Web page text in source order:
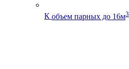
К объем парных до 16м3